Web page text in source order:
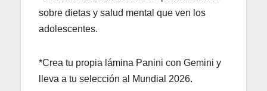
sobre dietas y salud mental que ven los
adolescentes.
*Crea tu propia lámina Panini con Gemini y
lleva a tu selección al Mundial 2026.